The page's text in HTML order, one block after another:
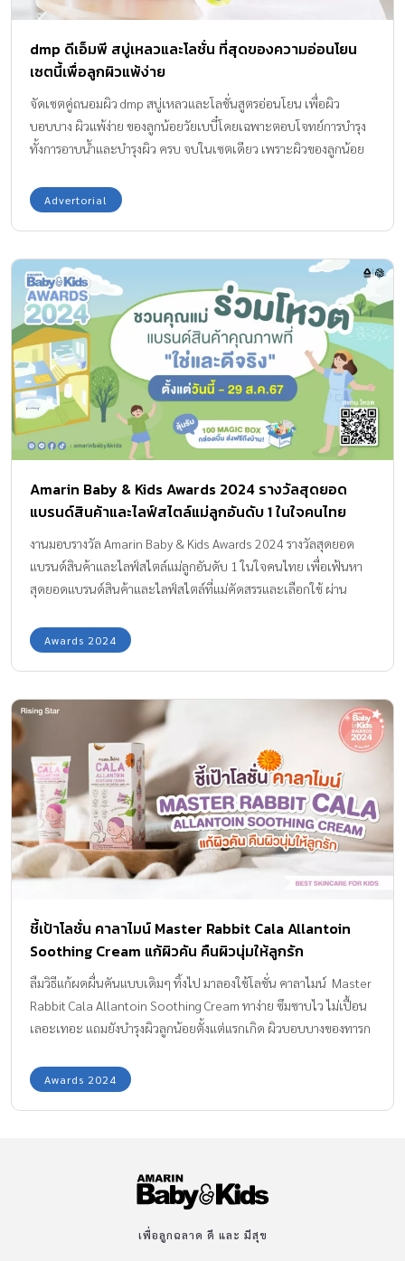
dmp ดีเอ็มพี สบู่เหลวและโลชั่น ที่สุดของความอ่อนโยน
เซตนี้เพื่อลูกผิวแพ้ง่าย
จัดเซตคู่ถนอมผิว dmp สบู่เหลวและโลชั่นสูตรอ่อนโยน เพื่อผิว
บอบบาง ผิวแพ้ง่าย ของลูกน้อยวัยเบบี๋โดยเฉพาะตอบโจทย์การบำรุง
ทั้งการอาบน้ำและบำรุงผิว ครบ จบในเซตเดียว เพราะผิวของลูกน้อย
ขาดความชุ่มชื้น โดยมักเกิดขึ้นส่วนรอยพับต่างๆของร่างกาย ซึ่งอับชื้น
ได้ง่าย บริเวณที่เกิดการเสียดสีบ่อยๆเวลาลูกหัดคืบคลาน เช่น ข้อศอก
ร่มผ้าของเด็กๆ แห้งแตกเป็นขุย หากไม่ได้รับการดูแลอย่างถูกต้องอาจ
ลุกลามเป็นแผลถลอก หรือผื่นแดงได้ ส่วนสาเหตุหลัก ๆ ของอาการผิว
แห้ง ผิวแพ้ง่ายนั้นมาจากโครงสร้างของผิวทารกที่ยังไม่แข็งแรง จึงกัก
เก็บความชุ่นชื่นได้น้อยกว่าผู้ใหญ่ บวกกับมลพิษรอบตัวที่เพิ่มขึ้นเป็น
อีกตัวกระตุ้นให้ผิวเกิดการระคายเคืองง่ายเช่นกัน ดังนั้นคุณแม่จึงต้อง
พิถีพิถันในการเลือกผลิตภัณฑ์ที่สัมผัสกับผิวลูกมากเป็นพิเศษ สบู่
Head to Toe เหมือนกัน แต่ไม่เหมือนกัน แม้เนื้อตัวของลูกวัยเบบี๋จะ
ไม่สกปรกมากมาย แต่ควรทำความคราบเหงื่อไหลและสิ่งสกปรกใต้ผ้า
อ้อมให้สะอาดทุกวัน หนึ่งในไอเท็มที่ขาดไม่ได้สำหรับการอาบน้ำลูก
น้อยคือ สบู่เฮดทูโท ซึ่งมีความพิเศษกว่าสบู่อาบน้ำทั่วไปตรงที่ สามารถ
ใช้อาบน้ำและสระผมได้ในขวดเดียวโดยไม่ต้องแยกกันใช้ จึงช่วย
ให้การอาบน้ำทารกเป็นเรื่องง่าย โดยเฉพาะกับคุณแม่มือใหม่ที่อาจยัง
สำคัญ เพราะสบู่เฮดทูโทเหมือนกันแต่มีคุณสมบัติแตกต่างกัน บางสูตร
เน้นการทำความสะอาด ลดแบคทีเรีย มีกลิ่นหอมมากเป็นพิเศษ แต่อาจ
ก่อให้เกิดอาการแพ้ได้ สำหรับลูกผิวแห้ง บอบบาง และผิวแพ้ง่าย คุณ
ของสารสกัดจากธรรมชาติ ไร้สารเคมีอันตราย ทำความสะอาดง่าย และ
สำคัญที่สุดคือต้องช่วยบำรุงผิวให้แข็งแรง […]
Advertorial
Amarin Baby & Kids Awards 2024 รางวัลสุดยอด
แบรนด์สินค้าและไลฟ์สไตล์แม่ลูกอันดับ 1 ในใจคนไทย
งานมอบรางวัล Amarin Baby & Kids Awards 2024 รางวัลสุดยอด
แบรนด์สินค้าและไลฟ์สไตล์แม่ลูกอันดับ 1 ในใจคนไทย เพื่อเฟ้นหา
สุดยอดแบรนด์สินค้าและไลฟ์สไตล์ที่แม่คัดสรรและเลือกใช้ ผ่าน
ประสบการณ์และความรู้จากแม่สู่แม่ เพื่อให้เกิดเป็นสังคมของคุณแม่ที่
มีความสุขและมีคุณภาพ ซึ่งประสบความสำเร็จอย่างงดงามและจัดต่อ
หรือ FAMILY Well- Being ที่หมายรวมถึงการปลูกฝังพื้นฐาน “ความ
เป็นอยู่ที่ดี” ของทั้งครอบครัว สายสัมพันธ์ที่ดีระหว่างพ่อแม่และลูก
ช่วยสร้างความเข้มแข็งภายในใจ ส่งผลต่อให้ร่างกายแข็งแรงและมี
สุขลักษณะที่ดี กินอาหารถูกโภชนาการ มีบ้านที่ปลอดภัยและสภาพ
แวดล้อมดี หรือส่งเสริมการเรียนรู้และทักษะชีวิตให้กับเด็ก ซึ่งในการ
เลือกสรรสินค้าในใจแม่ในรอบแรกเป็นการเสนอชื่อสินค้าที่คุณแม่ถูกใจ
ใช้จริงมาใช้ในการคัดกรองแบรนด์สินค้าแม่ลูก ก่อนนำให้คุณแม่ตัวจริง
ทั่วประเทศได้ร่วมลงคะแนนโหวตแบรนด์สินค้าและบริการโดนใจมาก
ที่สุด นอกจากนี้ยังมีรางวัลพิเศษที่คัดสรรโดยการคัดเลือกของกรรมการ
อำนวยการด้านศูนย์พัฒนาเด็กปฐมวัยสถาบันแห่งชาติเพื่อการพัฒนา
เด็กและครอบครัว มหาวิทยาลัยมหิดล คุณเลิศพร พยาบาลวิชาชีพ ผู้
เชี่ยวชาญด้านการดูแลแม่และเด็ก เจ้าของเพจ โค้ชเลิศพร สอนแม่
และเด็ก และสุดท้าย คุณโบ –ธนากร ชินกูล […]
Awards 2024
ชี้เป้าโลชั่น คาลาไมน์ Master Rabbit Cala Allantoin
Soothing Cream แก้ผิวคัน คืนผิวนุ่มให้ลูกรัก
ลืมวิธีแก้ผดผื่นคันแบบเดิมๆ ทิ้งไป มาลองใช้โลชั่น คาลาไมน์ Master
Rabbit Cala Allantoin Soothing Cream ทาง่าย ซึมซาบไว ไม่เปื้อน
เลอะเทอะ แถมยังบำรุงผิวลูกน้อยตั้งแต่แรกเกิด ผิวบอบบางของทารก
พอ เมื่อสัมผัสกับอากาศร้อน เย็นเกินไป รวมถึงมลพิษรอบตัว อาจทำให้
ระคายเคืองผิว เกิดเป็นผดผื่น ผื่นแดง หรือหากปล่อยไว้ก็จะทำให้ผิว
ผลิตภัณฑ์บำรุงของผู้ใหญ่ หรือแม้แต่สำหรับวัยเด็กมาใช้กับทารกได้
เพราะอาจมีส่วนผสมที่ไวต่อการเกิดการแพ้ ฉะนั้นคุณแม่ต้องศึกษา
ข้อมูลเรื่องนี้ได้ดี เวลาที่ลูกน้อยมีอาการคัน ผลิตภัณฑ์ติดบ้านที่คนส่วน
Awards 2024
เพื่อลูกฉลาด ดี และ มีสุข